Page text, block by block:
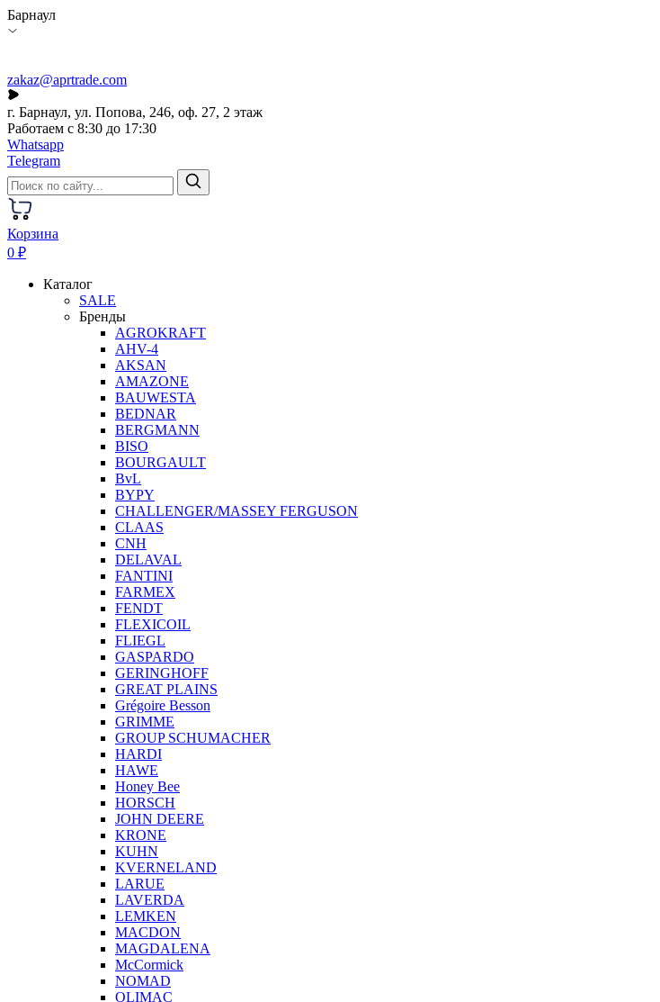
Барнаул
zakaz@aprtrade.com
г. Барнаул, ул. Попова, 246, оф. 27, 2 этаж
Работаем с 8:30 до 17:30
Whatsapp
Telegram
Корзина
0 ₽
Каталог
SALE
Бренды
AGROKRAFT
AHV-4
AKSAN
AMAZONE
BAUWESTA
BEDNAR
BERGMANN
BISO
BOURGAULT
BvL
BYPY
CHALLENGER/MASSEY FERGUSON
CLAAS
CNH
DELAVAL
FANTINI
FARMEX
FENDT
FLEXICOIL
FLIEGL
GASPARDO
GERINGHOFF
GREAT PLAINS
Grégoire Besson
GRIMME
GROUP SCHUMACHER
HARDI
HAWE
Honey Bee
HORSCH
JOHN DEERE
KRONE
KUHN
KVERNELAND
LARUE
LAVERDA
LEMKEN
MACDON
MAGDALENA
McCormick
NOMAD
OLIMAC